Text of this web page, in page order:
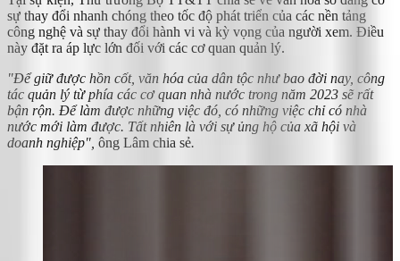
sự thay đổi nhanh chóng theo tốc độ phát triển của các nền tảng
công nghệ và sự thay đổi hành vi và kỳ vọng của người xem. Điều
này đặt ra áp lực lớn đối với các cơ quan quản lý.
"Để giữ được hồn cốt, văn hóa của dân tộc như bao đời nay, công
tác quản lý từ phía các cơ quan nhà nước trong năm 2023 sẽ rất
bận rộn. Để làm được những việc đó, có những việc chỉ có nhà
nước mới làm được. Tất nhiên là với sự ủng hộ của xã hội và
doanh nghiệp", ông Lâm chia sẻ.